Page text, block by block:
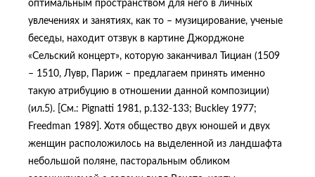
оптимальным пространством для него в личных
увлечениях и занятиях, как то – музицирование, ученые
беседы, находит отзвук в картине Джорджоне
«Сельский концерт», которую заканчивал Тициан (1509
– 1510, Лувр, Париж – предлагаем принять именно
такую атрибуцию в отношении данной композиции)
(ил.5). [См.: Pignatti 1981, p.132-133; Buckley 1977;
Freedman 1989]. Хотя общество двух юношей и двух
женщин расположилось на выделенной из ландшафта
небольшой поляне, пасторальным обликом